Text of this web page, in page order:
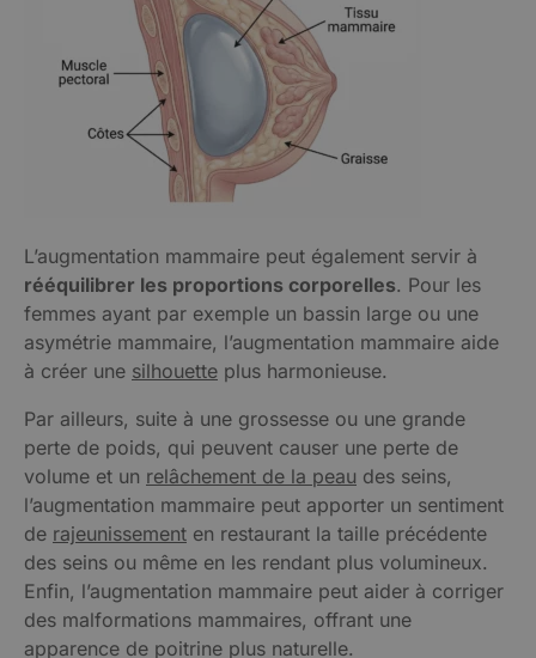
L’augmentation mammaire peut également servir à
rééquilibrer les proportions corporelles. Pour les
femmes ayant par exemple un bassin large ou une
asymétrie mammaire, l’augmentation mammaire aide
à créer une silhouette plus harmonieuse.
Par ailleurs, suite à une grossesse ou une grande
perte de poids, qui peuvent causer une perte de
volume et un relâchement de la peau des seins,
l’augmentation mammaire peut apporter un sentiment
de rajeunissement en restaurant la taille précédente
des seins ou même en les rendant plus volumineux.
Enfin, l’augmentation mammaire peut aider à corriger
des malformations mammaires, offrant une
apparence de poitrine plus naturelle.